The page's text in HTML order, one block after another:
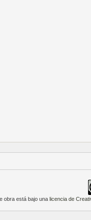
obra está bajo una licencia de